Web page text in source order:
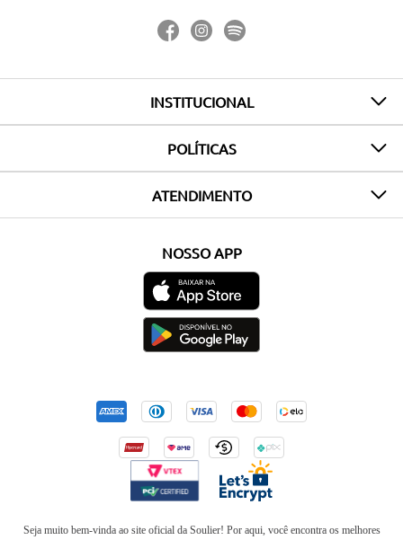
INSTITUCIONAL
POLÍTICAS
ATENDIMENTO
NOSSO APP
Seja muito bem-vinda ao site oficial da Soulier! Por aqui, você encontra os melhores